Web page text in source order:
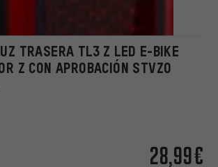
TRASERA TL3 Z LED E-BIKE
Z CON APROBACIÓN STVZO
28,99€